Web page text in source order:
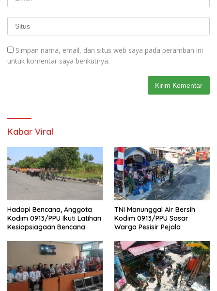
Simpan nama, email, dan situs web saya pada peramban ini
untuk komentar saya berikutnya.
Kabar Viral
Hadapi Bencana, Anggota
Kodim 0913/PPU Ikuti Latihan
Kesiapsiagaan Bencana
TNI Manunggal Air Bersih
Kodim 0913/PPU Sasar
Warga Pesisir Pejala